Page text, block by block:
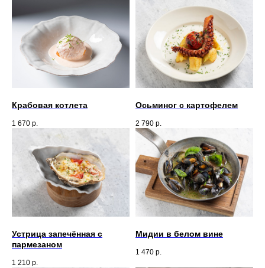
Крабовая котлета
1 670 р.
Осьминог с картофелем
2 790 р.
Устрица запечённая с
пармезаном
1 210 р.
Мидии в белом вине
1 470 р.